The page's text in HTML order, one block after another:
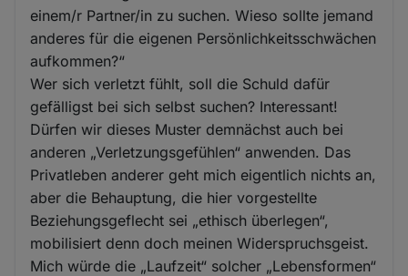
einem/r Partner/in zu suchen. Wieso sollte jemand
anderes für die eigenen Persönlichkeitsschwächen
aufkommen?“
Wer sich verletzt fühlt, soll die Schuld dafür
gefälligst bei sich selbst suchen? Interessant!
Dürfen wir dieses Muster demnächst auch bei
anderen „Verletzungsgefühlen“ anwenden. Das
Privatleben anderer geht mich eigentlich nichts an,
aber die Behauptung, die hier vorgestellte
Beziehungsgeflecht sei „ethisch überlegen“,
mobilisiert denn doch meinen Widerspruchsgeist.
Mich würde die „Laufzeit“ solcher „Lebensformen“